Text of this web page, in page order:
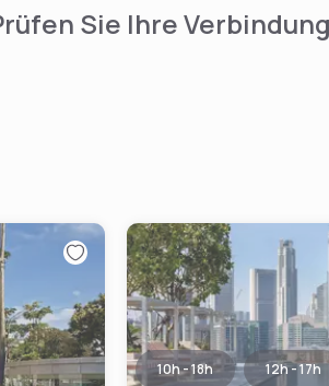
Sie Ihre
10h - 18h 12h - 17h